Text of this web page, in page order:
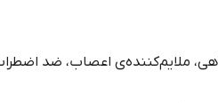
ملایم‌کننده‌ی اعصاب، ضد